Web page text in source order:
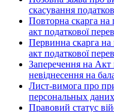
скасування
Повторна скарга на
акт податкової
Первинна скарга на
акт податкової
Заперечення на Акт
невіднесення на
Лист-вимога про
персональных даних
Правовий статус